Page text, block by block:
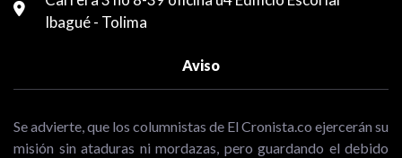
Ibagué - Tolima
Aviso
Se advierte, que los columnistas de El Cronista.co ejercerán su
misión sin ataduras ni mordazas, pero guardando el debido